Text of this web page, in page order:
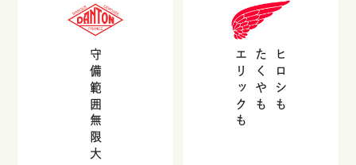
守備範囲無限大 ヒロシも
たくやも
エリックも